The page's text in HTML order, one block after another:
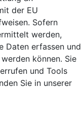
der EU
Sofern
werden,
Daten erfassen und
können. Sie
und Tools
Sie in unserer